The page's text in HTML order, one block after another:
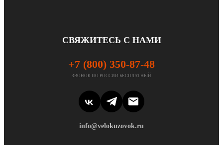
СВЯЖИТЕСЬ С НАМИ
+7 (800) 350-87-48
ЗВОНОК ПО РОССИИ БЕСПЛАТНЫЙ
info@velokuzovok.ru